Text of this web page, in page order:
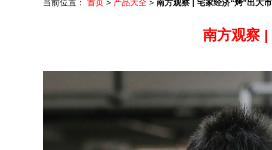
当前位置： 首页 > 产品大全 > 南方观察 | 宅家经济“烤”出大
南方观察 |